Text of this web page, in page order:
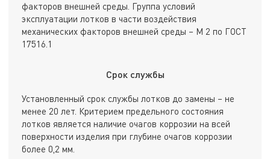
факторов внешней среды. Группа условий
эксплуатации лотков в части воздействия
механических факторов внешней среды – М 2 по ГОСТ
17516.1
Срок службы
Установленный срок службы лотков до замены – не
менее 20 лет. Критерием предельного состояния
лотков является наличие очагов коррозии на всей
поверхности изделия при глубине очагов коррозии
более 0,2 мм.